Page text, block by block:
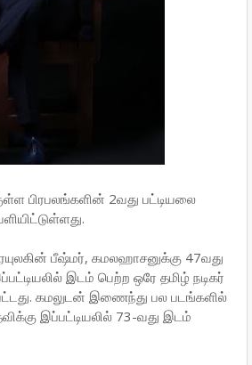
பிரபலங்களின் 2வது பட்டியலை
பீஷ்மர், கமலஹாசனுக்கு 47வது
இடம் பெற்ற ஒரே தமிழ் நடிகர்
கமலுடன் இணைந்து பல படங்களில்
இப்பட்டியலில் 73-வது இடம்